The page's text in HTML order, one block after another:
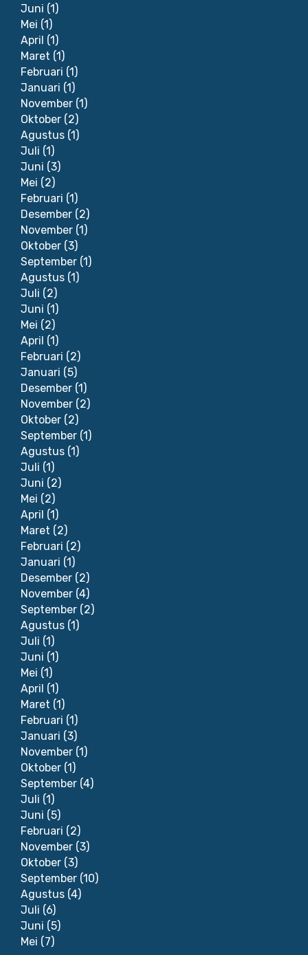
Juni (1)
Mei (1)
April (1)
Maret (1)
Februari (1)
Januari (1)
November (1)
Oktober (2)
Agustus (1)
Juli (1)
Juni (3)
Mei (2)
Februari (1)
Desember (2)
November (1)
Oktober (3)
September (1)
Agustus (1)
Juli (2)
Juni (1)
Mei (2)
April (1)
Februari (2)
Januari (5)
Desember (1)
November (2)
Oktober (2)
September (1)
Agustus (1)
Juli (1)
Juni (2)
Mei (2)
April (1)
Maret (2)
Februari (2)
Januari (1)
Desember (2)
November (4)
September (2)
Agustus (1)
Juli (1)
Juni (1)
Mei (1)
April (1)
Maret (1)
Februari (1)
Januari (3)
November (1)
Oktober (1)
September (4)
Juli (1)
Juni (5)
Februari (2)
November (3)
Oktober (3)
September (10)
Agustus (4)
Juli (6)
Juni (5)
Mei (7)